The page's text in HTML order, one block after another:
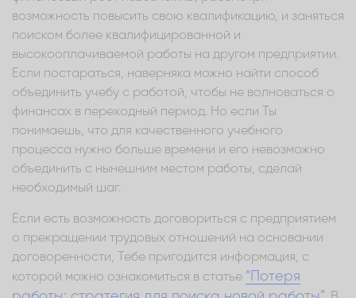
возможность повысить свою квалификацию, и заняться
поиском более квалифицированной и
высокооплачиваемой работы на другом предприятии.
Если постараться, наверняка можно найти способ
объединить учебу с работой, чтобы не волноваться о
финансах в переходный период. Но если Ты
понимаешь, что для качественного учебного
процесса нужно больше времени и его невозможно
объединить с нынешним местом работы, сделай
необходимый шаг.
Если есть возможность договориться с предприятием
о прекращении трудовых отношений на основании
договоренности, Тебе пригодится информация, с
которой можно ознакомиться в статье “Потеря